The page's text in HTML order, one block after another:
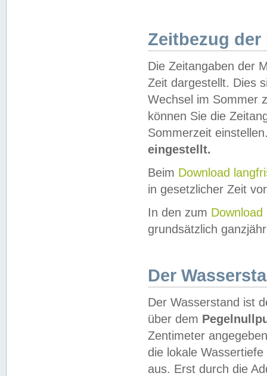
Zeitbezug der
Die Zeitangaben der
Zeit dargestellt. Dies
Wechsel im Sommer
können Sie die
Sommerzeit
eingestellt.
Beim Download
in gesetzlicher Zeit
In den zum Download
grundsätzlich
Der
Der Wasserstand ist
über dem
Zentimeter
die lokale
aus. Erst durch die